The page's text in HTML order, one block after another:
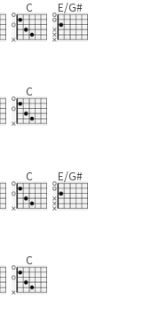
C E/G#
C
C E/G#
C